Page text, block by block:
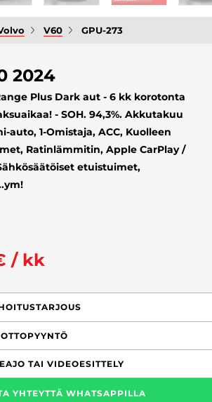
V60 GPU-273
2024
Plus Dark aut - 6 kk korotonta
- SOH. 94,3%. Akkutakuu
auto, 1-Omistaja, ACC, Kuolleen
Ratinlämmitin, Apple CarPlay /
etuistuimet,
/ kk
TAI VIDEOESITTELY
YHTEYTTÄ WHATSAPPILLA